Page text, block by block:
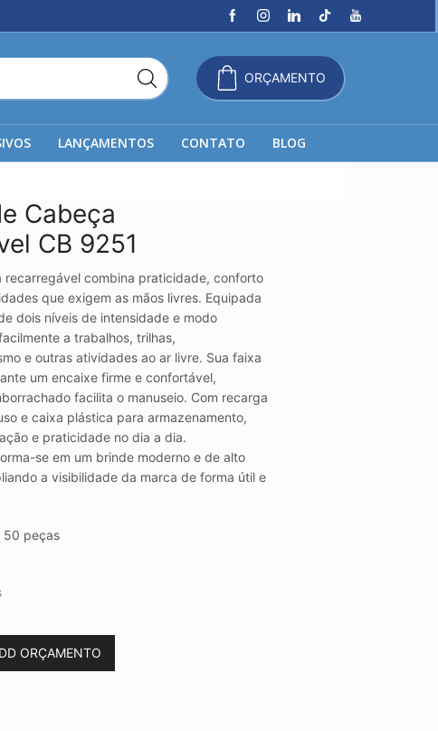
ORÇAMENTO
LANÇAMENTOS CONTATO BLOG
Cabeça
CB 9251
recarregável combina praticidade, conforto
que exigem as mãos livres. Equipada
dois níveis de intensidade e modo
a trabalhos, trilhas,
e outras atividades ao ar livre. Sua faixa
um encaixe firme e confortável,
facilita o manuseio. Com recarga
e caixa plástica para armazenamento,
e praticidade no dia a dia.
se em um brinde moderno e de alto
a visibilidade da marca de forma útil e
50 peças
ORÇAMENTO